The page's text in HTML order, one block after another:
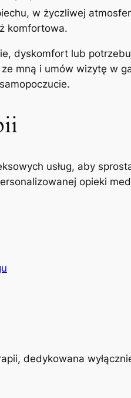
w życzliwej
komfortowa.
dyskomfort lub
mną i umów wizytę w
usług, aby
opieki
dedykowana